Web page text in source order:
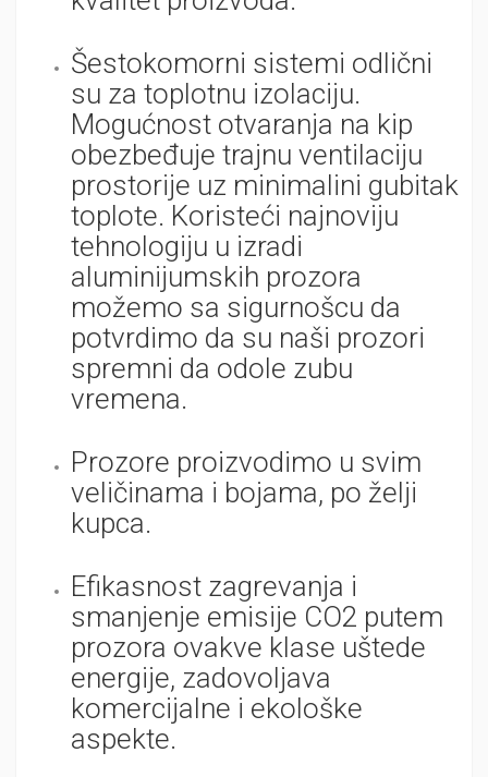
Šestokomorni sistemi odlični
su za toplotnu izolaciju.
Mogućnost otvaranja na kip
obezbeđuje trajnu ventilaciju
prostorije uz minimalini gubitak
toplote. Koristeći najnoviju
tehnologiju u izradi
aluminijumskih prozora
možemo sa sigurnošcu da
potvrdimo da su naši prozori
spremni da odole zubu
vremena.
Prozore proizvodimo u svim
veličinama i bojama, po želji
kupca.
Efikasnost zagrevanja i
smanjenje emisije CO2 putem
prozora ovakve klase uštede
energije, zadovoljava
komercijalne i ekološke
aspekte.